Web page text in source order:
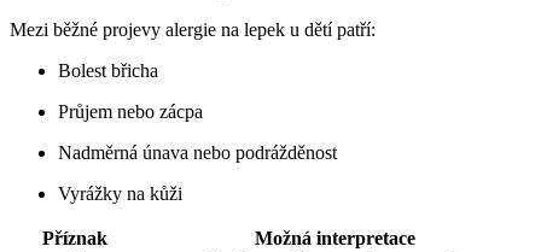
Mezi běžné projevy alergie na lepek u dětí patří:
Bolest břicha
Průjem nebo zácpa
Nadměrná únava nebo podrážděnost
Vyrážky na kůži
Příznak
Možná interpretace